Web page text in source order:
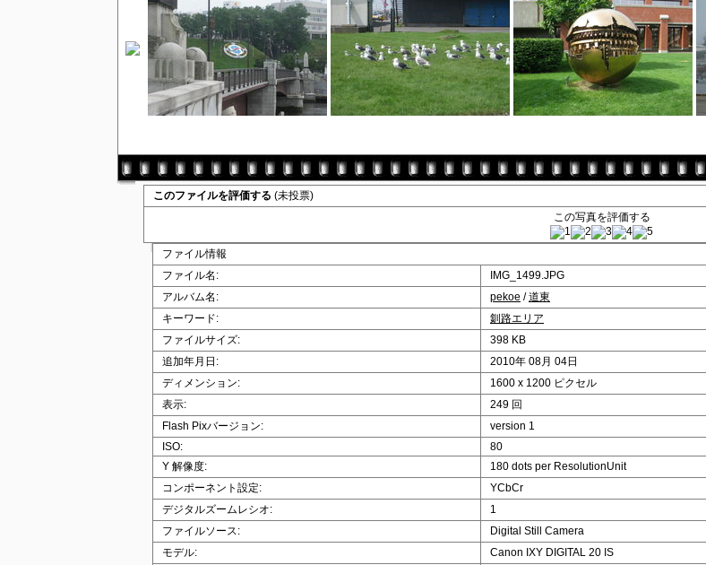
このファイルを評価する (未投票)
この写真を評価する
ファイル情報
ファイル名:
IMG_1499.JPG
アルバム名:
pekoe /道東
キーワード:
釧路エリア
ファイルサイズ:
398 KB
追加年月日:
2010年 08月 04日
ディメンション:
1600 x 1200 ピクセル
表示:
249 回
Flash Pixバージョン:
version 1
ISO:
80
Y 解像度:
180 dots per ResolutionUnit
コンポーネント設定:
YCbCr
デジタルズームレシオ:
1
ファイルソース:
Digital Still Camera
モデル:
Canon IXY DIGITAL 20 IS